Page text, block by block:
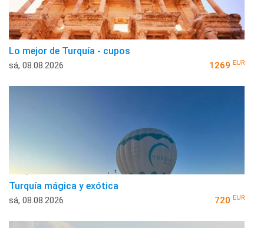
Lo mejor de Turquía - cupos
sá, 08.08.2026 1269 EUR
Turquía mágica y exótica
sá, 08.08.2026 720 EUR